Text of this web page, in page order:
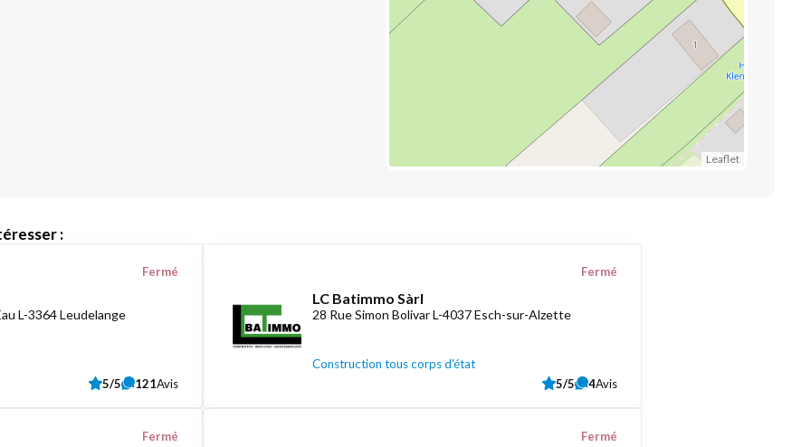
Leaflet
:
L-3364 Leudelange
Fermé
5/5 121Avis
LC Batimmo Sàrl
28 Rue Simon Bolivar L-4037 Esch-sur-Alzette
Construction tous corps d'état
Fermé
5/5 4Avis
Fermé Fermé